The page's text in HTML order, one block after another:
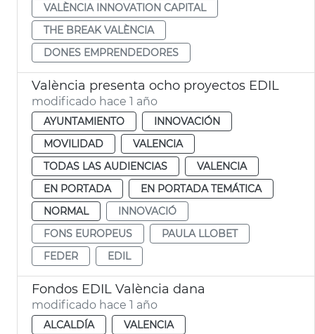
VALÈNCIA INNOVATION CAPITAL
THE BREAK VALÈNCIA
DONES EMPRENDEDORES
València presenta ocho proyectos EDIL
modificado hace 1 año
AYUNTAMIENTO
INNOVACIÓN
MOVILIDAD
VALENCIA
TODAS LAS AUDIENCIAS
VALENCIA
EN PORTADA
EN PORTADA TEMÁTICA
NORMAL
INNOVACIÓ
FONS EUROPEUS
PAULA LLOBET
FEDER
EDIL
Fondos EDIL València dana
modificado hace 1 año
ALCALDÍA
VALENCIA